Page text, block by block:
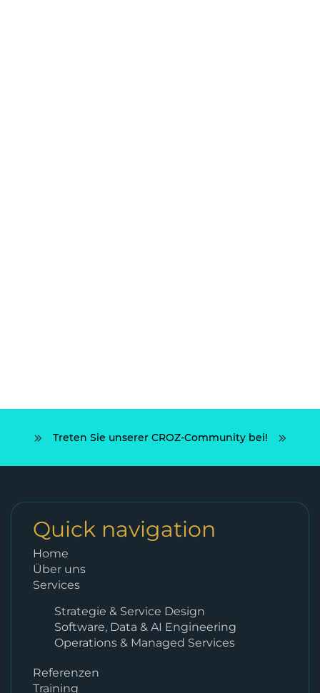
Treten Sie unserer CROZ-Community bei!
Quick navigation
Home
Über uns
Services
Strategie & Service Design
Software, Data & AI Engineering
Operations & Managed Services
Referenzen
Training